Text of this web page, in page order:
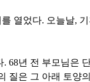
열었다. 오늘날,
년 전 부모님
질은 그 아래 토양